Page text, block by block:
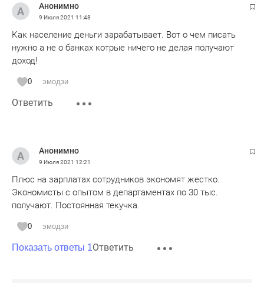
Анонимно
9 Июля 2021 11:48
Как население деньги зарабатывает. Вот о чем писать
нужно а не о банках котрые ничего не делая получают
доход!
0 эмодзи
Ответить
Анонимно
9 Июля 2021 12:21
Плюс на зарплатах сотрудников экономят жестко.
Экономисты с опытом в департаментах по 30 тыс.
получают. Постоянная текучка.
0 эмодзи
Показать ответы 1Ответить